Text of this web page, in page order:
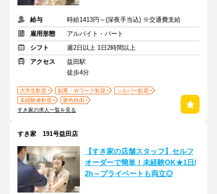
給与
時給1413円～(深夜手当込) ※交通費支給
雇用形態
アルバイト・パート
シフト
週2日以上 1日2時間以上
アクセス
益田駅
徒歩4分
大学生歓迎 副業・Ｗワーク歓迎
シルバー歓迎
未経験者歓迎
髪色自由
すき家の求人一覧を見る
すき家 191号益田店
【すき家の店舗スタッフ】セルフ
オーダーで簡単！未経験OK★1日/
2h～プライベートも両立◎